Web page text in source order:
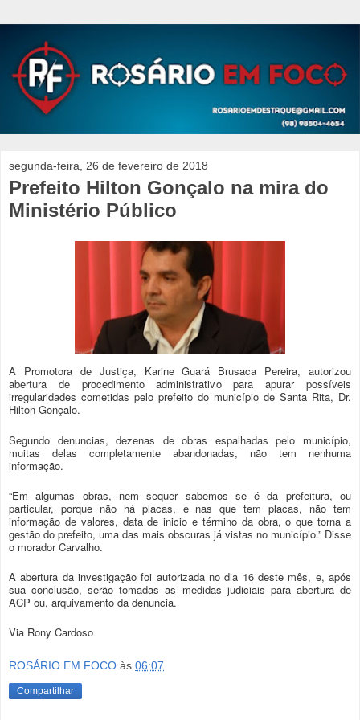
segunda-feira, 26 de fevereiro de 2018
Prefeito Hilton Gonçalo na mira do
Ministério Público
A Promotora de Justiça, Karine Guará Brusaca Pereira, autorizou
abertura de procedimento administrativo para apurar possíveis
irregularidades cometidas pelo prefeito do município de Santa Rita, Dr.
Hilton Gonçalo.
Segundo denuncias, dezenas de obras espalhadas pelo município,
muitas delas completamente abandonadas, não tem nenhuma
informação.
“Em algumas obras, nem sequer sabemos se é da prefeitura, ou
particular, porque não há placas, e nas que tem placas, não tem
informação de valores, data de inicio e término da obra, o que torna a
gestão do prefeito, uma das mais obscuras já vistas no município.” Disse
o morador Carvalho.
A abertura da investigação foi autorizada no dia 16 deste mês, e, após
sua conclusão, serão tomadas as medidas judiciais para abertura de
ACP ou, arquivamento da denuncia.
Via Rony Cardoso
ROSÁRIO EM FOCO às 06:07
Compartilhar